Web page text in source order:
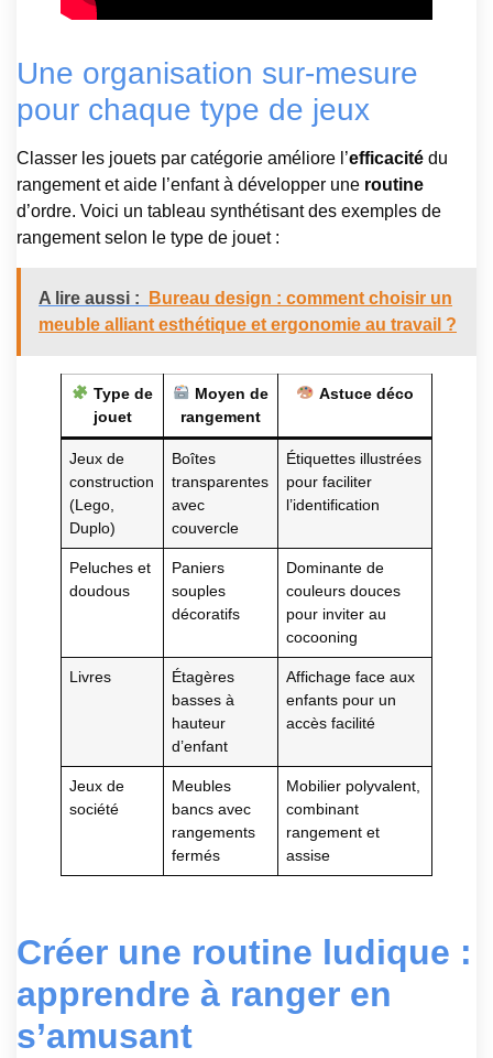
Une organisation sur-mesure
pour chaque type de jeux
Classer les jouets par catégorie améliore l’efficacité du
rangement et aide l’enfant à développer une routine
d’ordre. Voici un tableau synthétisant des exemples de
rangement selon le type de jouet :
A lire aussi :
Bureau design : comment choisir un
meuble alliant esthétique et ergonomie au travail ?
Type de
jouet
Moyen de
rangement
Astuce déco
Jeux de
construction
(Lego,
Duplo)
Boîtes
transparentes
avec
couvercle
Étiquettes illustrées
pour faciliter
l’identification
Peluches et
doudous
Paniers
souples
décoratifs
Dominante de
couleurs douces
pour inviter au
cocooning
Livres
Étagères
basses à
hauteur
d’enfant
Affichage face aux
enfants pour un
accès facilité
Jeux de
société
Meubles
bancs avec
rangements
fermés
Mobilier polyvalent,
combinant
rangement et
assise
Créer une routine ludique :
apprendre à ranger en
s’amusant